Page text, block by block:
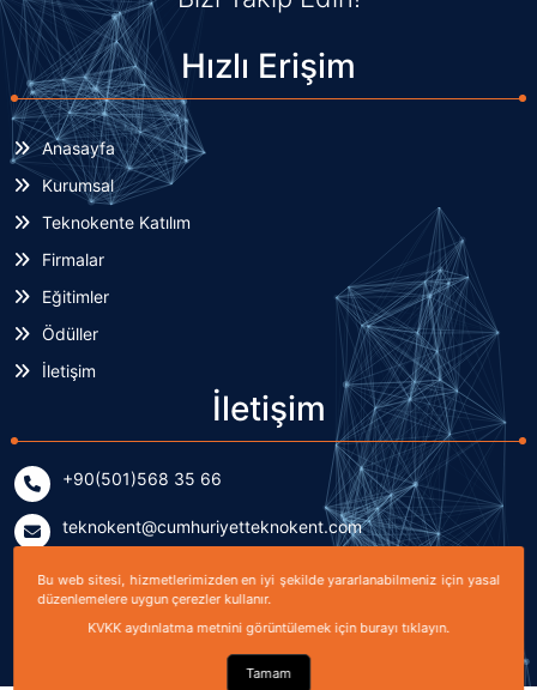
Hızlı Erişim
Anasayfa
Kurumsal
Teknokente Katılım
Firmalar
Eğitimler
Ödüller
İletişim
İletişim
+90(501)568 35 66
teknokent@cumhuriyetteknokent.com
Yenişehir Mahallesi Kardeşler Caddesi No: 7/2 (B Blok)
Sivas, TÜRKİYE
Bu web sitesi, hizmetlerimizden en iyi şekilde yararlanabilmeniz için yasal
düzenlemelere uygun çerezler kullanır.
KVKK aydınlatma metnini görüntülemek için burayı tıklayın.
Tamam